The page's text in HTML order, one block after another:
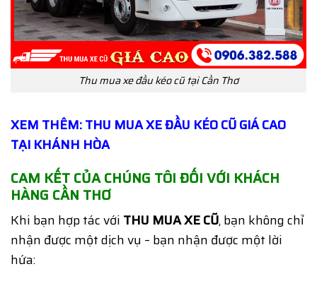
Thu mua xe đầu kéo cũ tại Cần Thơ
XEM THÊM: THU MUA XE ĐẦU KÉO CŨ GIÁ CAO
TẠI KHÁNH HÒA
CAM KẾT CỦA CHÚNG TÔI ĐỐI VỚI KHÁCH
HÀNG CẦN THƠ
Khi bạn hợp tác với THU MUA XE CŨ, bạn không chỉ
nhận được một dịch vụ – bạn nhận được một lời
hứa: